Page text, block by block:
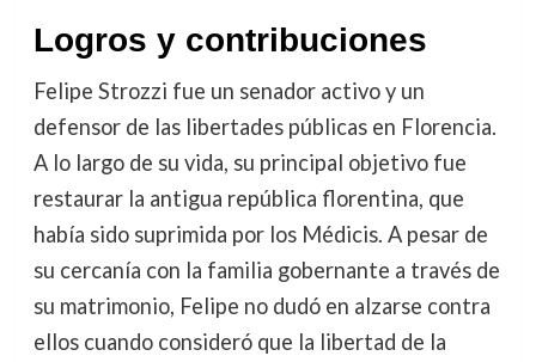
Logros y contribuciones
Felipe Strozzi fue un senador activo y un
defensor de las libertades públicas en Florencia.
A lo largo de su vida, su principal objetivo fue
restaurar la antigua república florentina, que
había sido suprimida por los Médicis. A pesar de
su cercanía con la familia gobernante a través de
su matrimonio, Felipe no dudó en alzarse contra
ellos cuando consideró que la libertad de la